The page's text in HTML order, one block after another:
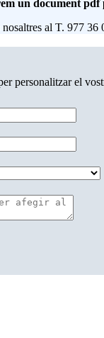
un document
al T. 977 36
personalitzar el